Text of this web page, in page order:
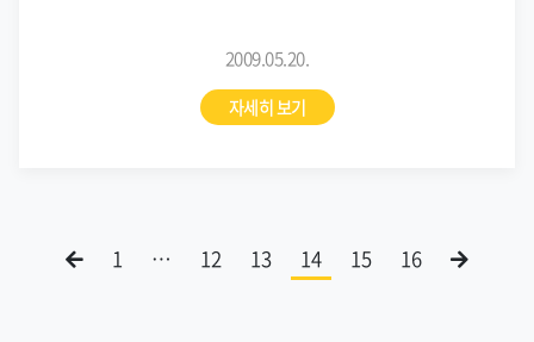
2009.05.20.
자세히 보기
1 … 12 13 14 15 16